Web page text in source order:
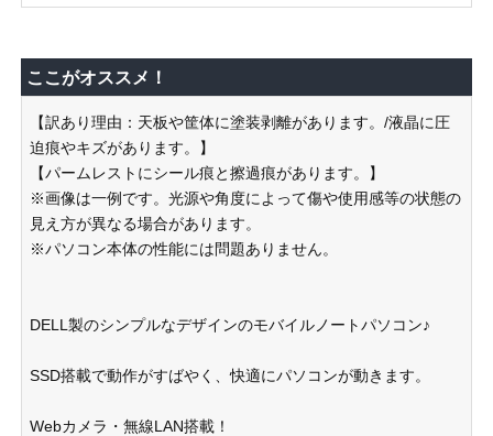
ここがオススメ！
【訳あり理由：天板や筐体に塗装剥離があります。/液晶に圧
迫痕やキズがあります。】
【パームレストにシール痕と擦過痕があります。】
※画像は一例です。光源や角度によって傷や使用感等の状態の
見え方が異なる場合があります。
※パソコン本体の性能には問題ありません。
DELL製のシンプルなデザインのモバイルノートパソコン♪
SSD搭載で動作がすばやく、快適にパソコンが動きます。
Webカメラ・無線LAN搭載！